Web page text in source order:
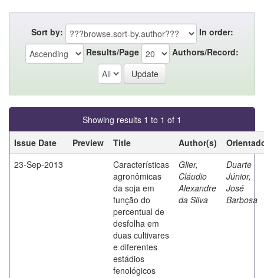
Sort by:
In order:
Results/Page
Authors/Record:
Showing results 1 to 1 of 1
Issue Date
Preview Title Author(s)
23-Sep-2013
Características
agronômicas
da soja em
função do
percentual de
desfolha em
duas cultivares
e diferentes
estádios
fenológicos
Glier,
Cláudio
Alexandre
da Silva
Duarte
Júnior,
José
Barbosa